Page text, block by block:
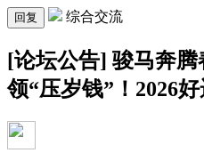
回复 综合交流
[论坛公告] 骏马奔
领“压岁钱”！2026好